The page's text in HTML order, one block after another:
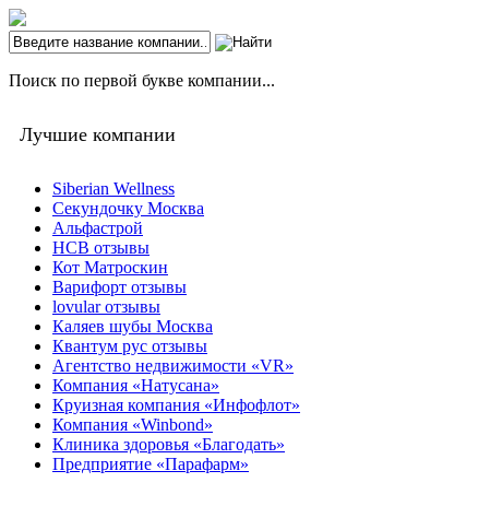
Поиск по первой букве компании...
Лучшие компании
Siberian Wellness
Секундочку Москва
Альфастрой
НСВ отзывы
Кот Матроскин
Варифорт отзывы
lovular отзывы
Каляев шубы Москва
Квантум рус отзывы
Агентство недвижимости «VR»
Компания «Натусана»
Круизная компания «Инфофлот»
Компания «Winbond»
Клиника здоровья «Благодать»
Предприятие «Парафарм»